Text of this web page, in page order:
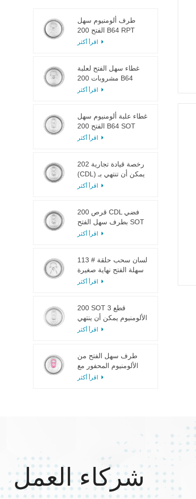
طرف ألومنيوم سهل
الفتح 200 B64 RPT
LOE
غطاء سهل الفتح لعلبة
مشروبات 200 B64
غطاء علبة ألومنيوم سهل
الفتح 200 B64 SOT
LOE
202 رخصة قيادة تجارية
(CDL) يمكن أن تنتهي بـ
SOT LOE فضي خفيف
200 قرص CDL فضي
بطرف سهل الفتح SOT
LOE إيبوكسي
113 # لسان سحب حلقة
سهلة الفتح نهاية صغيرة
لعصير الفاكهة
200 SOT 3 قطع
الألومنيوم يمكن أن ينتهي
لتعليب الطعام والشراب
طرف سهل الفتح من
الألومنيوم المحفور مع
لسان وردي
شركاء العمل